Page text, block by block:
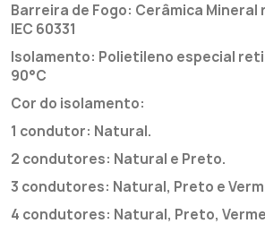
Barreira de Fogo: Cerâmica
IEC 60331
Isolamento: Polietileno especial
90°C
Cor do isolamento:
1 condutor: Natural.
2 condutores: Natural e Preto.
3 condutores: Natural, Preto e
4 condutores: Natural, Preto,